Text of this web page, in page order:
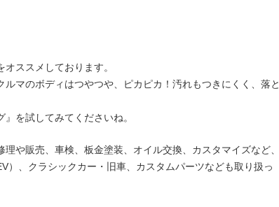
ススメしております。
マのボディはつやつや、ピカピカ！汚れもつきにくく、落と
を試してみてくださいね。
や販売、車検、板金塗装、オイル交換、カスタマイズなど、
）、クラシックカー・旧車、カスタムパーツなども取り扱っ